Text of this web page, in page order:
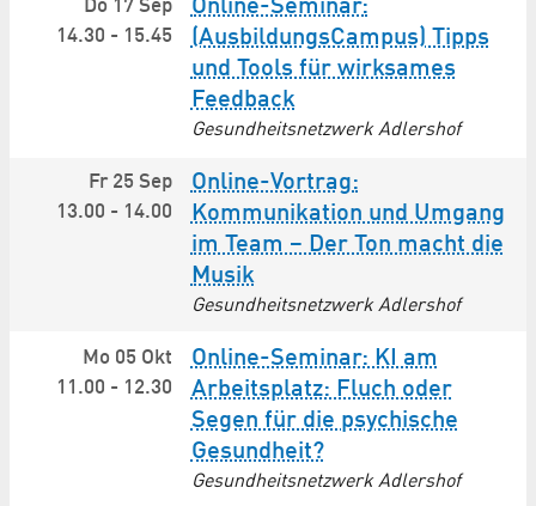
Do 17 Sep
14.30 - 15.45
Online-Seminar:
(AusbildungsCampus) Tipps
und Tools für wirksames
Feedback
Gesundheitsnetzwerk Adlershof
Fr 25 Sep
13.00 - 14.00
Online-Vortrag:
Kommunikation und Umgang
im Team – Der Ton macht die
Musik
Gesundheitsnetzwerk Adlershof
Mo 05 Okt
11.00 - 12.30
Online-Seminar: KI am
Arbeitsplatz: Fluch oder
Segen für die psychische
Gesundheit?
Gesundheitsnetzwerk Adlershof